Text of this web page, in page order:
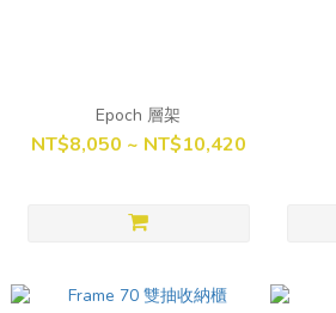
Epoch 層架
NT$8,050 ~ NT$10,420